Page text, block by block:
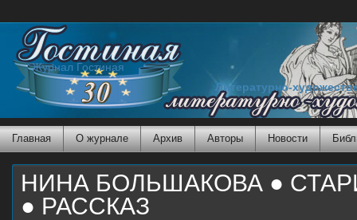
Журнал Гостиная
Литературно-
Главная О журнале Архив Авторы Новости
НИНА БОЛЬШАКОВА ●
● РАССКАЗ